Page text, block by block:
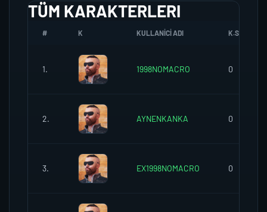
TÜM KARAKTERLERI
# K KULLANICI ADI K.SEREFI
1. 1998NOMACRO 0
2. AYNENKANKA 0
3. EX1998NOMACRO 0